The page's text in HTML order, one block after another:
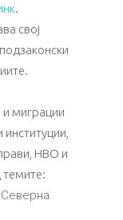
.
свој
и миграции
НВО и
темите: